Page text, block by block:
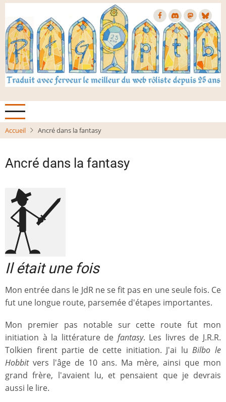
Aller
contenu
principal
Accueil Ancré dans la fantasy
Ancré dans la fantasy
Il était une fois
Mon entrée dans le JdR ne se fit pas en une seule fois. Ce
fut une longue route, parsemée d'étapes importantes.
Mon premier pas notable sur cette route fut mon
initiation à la littérature de fantasy. Les livres de J.R.R.
Tolkien firent partie de cette initiation. J'ai luBilbo le
Hobbitvers l'âge de 10 ans. Ma mère, ainsi que mon
grand frère, l'avaient lu, et pensaient que je devrais
aussi le lire.